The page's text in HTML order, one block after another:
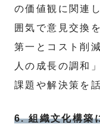
の価値観に関連
囲気で意見交換
第一とコスト削
人の成長の調和
課題や解決策を
6. 組織文化構築